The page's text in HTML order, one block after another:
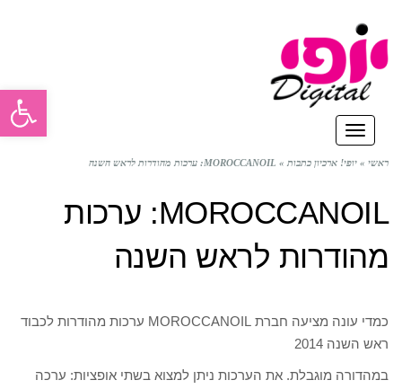
תפריט
ראשי » יופי! ארכיון כתבות » MOROCCANOIL: ערכות מהודרות לראש השנה
MOROCCANOIL: ערכות
מהודרות לראש השנה
כמדי עונה מציעה חברת MOROCCANOIL ערכות מהודרות לכבוד
ראש השנה 2014
במהדורה מוגבלת. את הערכות ניתן למצוא בשתי אופציות: ערכה
פתח